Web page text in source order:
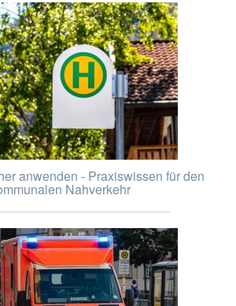
anwenden - Praxiswissen für den
Nahverkehr